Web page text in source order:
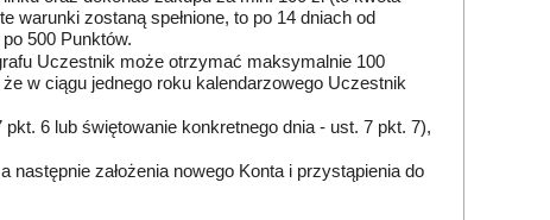
warunki zostaną spełnione, to po 14 dniach od
500 Punktów.
Uczestnik może otrzymać maksymalnie 100
w ciągu jednego roku kalendarzowego Uczestnik
6 lub świętowanie konkretnego dnia - ust. 7 pkt. 7),
założenia nowego Konta i przystąpienia do